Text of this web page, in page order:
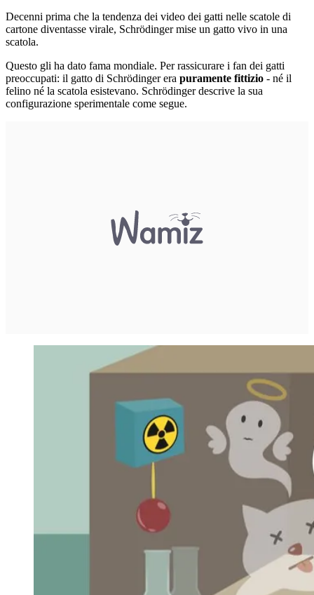
Decenni prima che la tendenza dei video dei gatti nelle scatole di
cartone diventasse virale, Schrödinger mise un gatto vivo in una
scatola.
Questo gli ha dato fama mondiale. Per rassicurare i fan dei gatti
preoccupati: il gatto di Schrödinger era puramente fittizio - né il
felino né la scatola esistevano. Schrödinger descrive la sua
configurazione sperimentale come segue.